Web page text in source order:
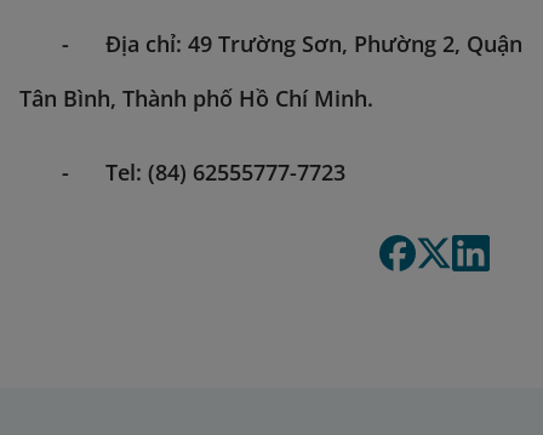
- Địa chỉ: 49 Trường Sơn, Phường 2, Quận
Tân Bình, Thành phố Hồ Chí Minh.
- Tel: (84) 62555777-7723